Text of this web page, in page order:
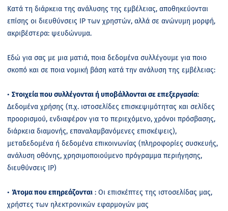
Κατά τη διάρκεια της ανάλυσης της εμβέλειας, αποθηκεύονται
επίσης οι διευθύνσεις IP των χρηστών, αλλά σε ανώνυμη μορφή,
ακριβέστερα: ψευδώνυμα.
Εδώ για σας με μια ματιά, ποια δεδομένα συλλέγουμε για ποιο
σκοπό και σε ποια νομική βάση κατά την ανάλυση της εμβέλειας:
• Στοιχεία που συλλέγονται ή υποβάλλονται σε επεξεργασία:
Δεδομένα χρήσης (π.χ. ιστοσελίδες επισκεψιμότητας και σελίδες
προορισμού, ενδιαφέρον για το περιεχόμενο, χρόνοι πρόσβασης,
διάρκεια διαμονής, επαναλαμβανόμενες επισκέψεις),
μεταδεδομένα ή δεδομένα επικοινωνίας (πληροφορίες συσκευής,
ανάλυση οθόνης, χρησιμοποιούμενο πρόγραμμα περιήγησης,
διευθύνσεις IP)
• Άτομα που επηρεάζονται : Οι επισκέπτες της ιστοσελίδας μας,
χρήστες των ηλεκτρονικών εφαρμογών μας